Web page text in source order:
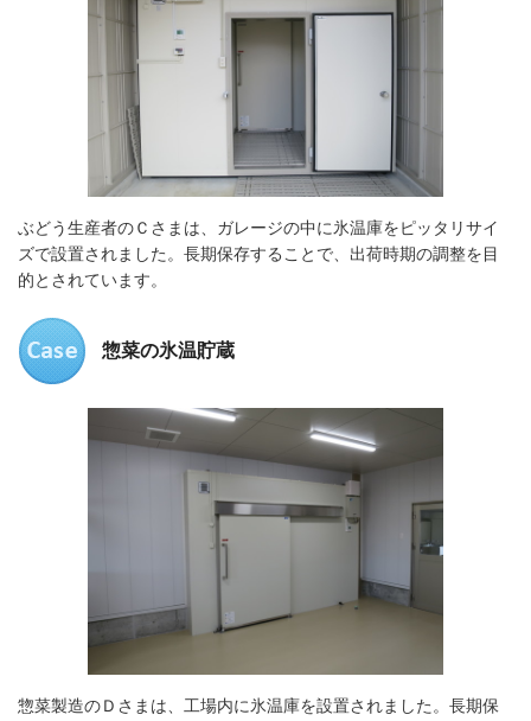
ぶどう生産者のＣさまは、ガレージの中に氷温庫をピッタリサイ
ズで設置されました。長期保存することで、出荷時期の調整を目
的とされています。
惣菜の氷温貯蔵
惣菜製造のＤさまは、工場内に氷温庫を設置されました。長期保